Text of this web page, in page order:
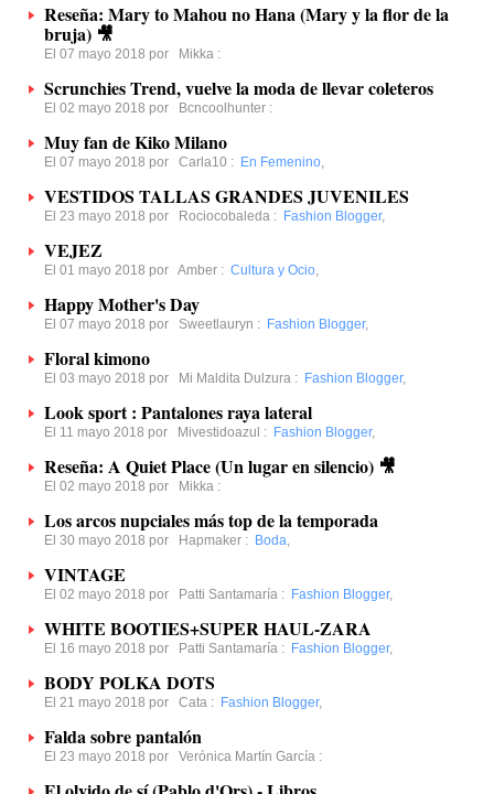
Reseña: Mary to Mahou no Hana (Mary y la flor de la
bruja) 🎥
El 07 mayo 2018 por Mikka :
Scrunchies Trend, vuelve la moda de llevar coleteros
El 02 mayo 2018 por Bcncoolhunter :
Muy fan de Kiko Milano
El 07 mayo 2018 por Carla10 : En Femenino,
VESTIDOS TALLAS GRANDES JUVENILES
El 23 mayo 2018 por Rociocobaleda : Fashion Blogger,
VEJEZ
El 01 mayo 2018 por Amber : Cultura y Ocio,
Happy Mother's Day
El 07 mayo 2018 por Sweetlauryn : Fashion Blogger,
Floral kimono
El 03 mayo 2018 por Mi Maldita Dulzura : Fashion Blogger,
Look sport : Pantalones raya lateral
El 11 mayo 2018 por Mivestidoazul : Fashion Blogger,
Reseña: A Quiet Place (Un lugar en silencio) 🎥
El 02 mayo 2018 por Mikka :
Los arcos nupciales más top de la temporada
El 30 mayo 2018 por Hapmaker : Boda,
VINTAGE
El 02 mayo 2018 por Patti Santamaría : Fashion Blogger,
WHITE BOOTIES+SUPER HAUL-ZARA
El 16 mayo 2018 por Patti Santamaría : Fashion Blogger,
BODY POLKA DOTS
El 21 mayo 2018 por Cata : Fashion Blogger,
Falda sobre pantalón
El 23 mayo 2018 por Verónica Martín García :